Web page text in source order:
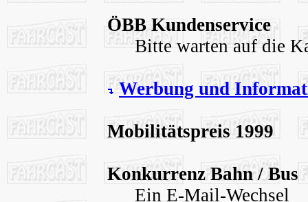
ÖBB Kundenservice
Bitte warten auf die
Werbung und
Mobilitätspreis 1999
Konkurrenz Bahn / Bus
Ein E-Mail-Wechsel